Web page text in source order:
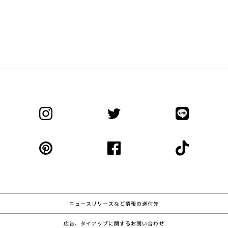
ニュースリリースなど情報の送付先
広告、タイアップに関するお問い合わせ